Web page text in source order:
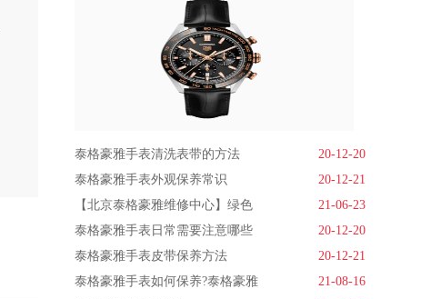
泰格豪雅手表清洗表带的方法
20-12-20
泰格豪雅手表外观保养常识
20-12-21
【北京泰格豪雅维修中心】绿色
21-06-23
泰格豪雅手表日常需要注意哪些
20-12-20
泰格豪雅手表皮带保养方法
20-12-21
泰格豪雅手表如何保养?泰格豪雅
21-08-16